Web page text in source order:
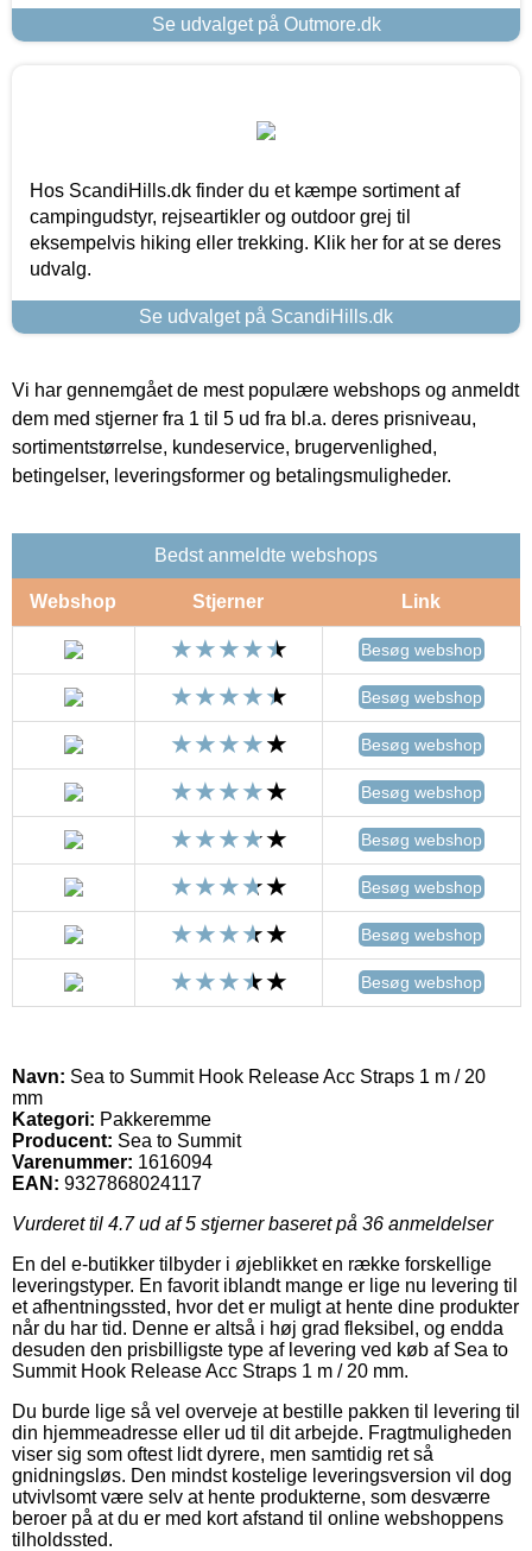
Se udvalget på Outmore.dk
Hos ScandiHills.dk finder du et kæmpe sortiment af
campingudstyr, rejseartikler og outdoor grej til
eksempelvis hiking eller trekking. Klik her for at se deres
udvalg.
Se udvalget på ScandiHills.dk
Vi har gennemgået de mest populære webshops og anmeldt
dem med stjerner fra 1 til 5 ud fra bl.a. deres prisniveau,
sortimentstørrelse, kundeservice, brugervenlighed,
betingelser, leveringsformer og betalingsmuligheder.
Bedst anmeldte webshops
Webshop Stjerner Link
Besøg webshop
Besøg webshop
Besøg webshop
Besøg webshop
Besøg webshop
Besøg webshop
Besøg webshop
Besøg webshop
Navn: Sea to Summit Hook Release Acc Straps 1 m / 20
mm
Kategori: Pakkeremme
Producent: Sea to Summit
Varenummer: 1616094
EAN: 9327868024117
Vurderet til 4.7ud af 5 stjerner baseret på 36 anmeldelser
En del e-butikker tilbyder i øjeblikket en række forskellige
leveringstyper. En favorit iblandt mange er lige nu levering til
et afhentningssted, hvor det er muligt at hente dine produkter
når du har tid. Denne er altså i høj grad fleksibel, og endda
desuden den prisbilligste type af levering ved køb af Sea to
Summit Hook Release Acc Straps 1 m / 20 mm.
Du burde lige så vel overveje at bestille pakken til levering til
din hjemmeadresse eller ud til dit arbejde. Fragtmuligheden
viser sig som oftest lidt dyrere, men samtidig ret så
gnidningsløs. Den mindst kostelige leveringsversion vil dog
utvivlsomt være selv at hente produkterne, som desværre
beroer på at du er med kort afstand til online webshoppens
tilholdssted.